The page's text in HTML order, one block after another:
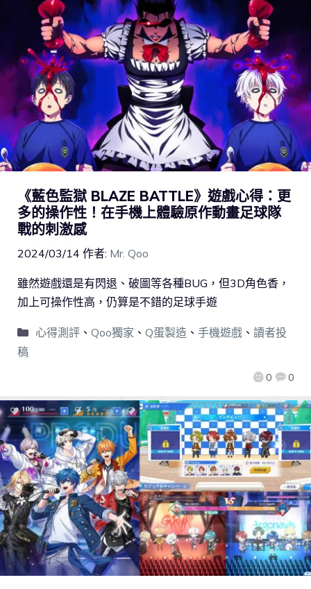
《藍色監獄 BLAZE BATTLE》遊戲心得：更
多的操作性！在手機上體驗原作動畫足球隊
戰的刺激感
2024/03/14 作者: Mr. Qoo
0 0
雖然遊戲還是有閃退、破圖等各種BUG，但3D角色香，
加上可操作性高，仍算是不錯的足球手遊
心得測評、 Qoo獨家 、 Q蛋製造 、 手機遊戲、 讀者投
稿